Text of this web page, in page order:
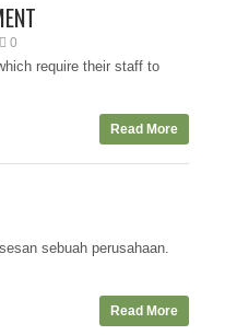
0
require their staff to
Read More
sebuah perusahaan.
Read More